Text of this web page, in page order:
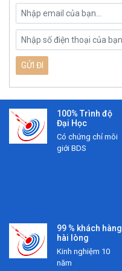
100% Trình độ
Đại Học
Có chứng chỉ môi
giới BDS
99 % khách hàng
hài lòng
Kinh nghiệm 10
năm